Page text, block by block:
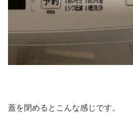
蓋を閉めるとこんな感じです。